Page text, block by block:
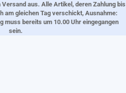
aus. Alle Artikel, deren Zahlung bis
am gleichen Tag verschickt, Ausnahme:
muss bereits um 10.00 Uhr eingegangen
sein.